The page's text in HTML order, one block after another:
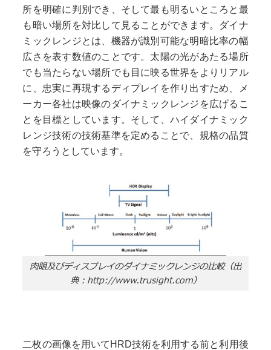
所を明確に判別でき、そして最も明るいところと最
も暗い場所を対比して見ることができます。ダイナ
ミックレンジとは、機器が識別可能な明暗比率の幅
広さを表す数値のことです。太陽の光があたる場所
でも当たらない場所でも目に映る世界をよりリアル
に、忠実に再現するディプレイを作り出すため、メ
ーカー各社は映像のダイナミックレンジを広げるこ
とを目標としています。そして、ハイダイナミック
レンジ技術の技術基準を定めることで、規格の品質
を守ろうとしています。
肉眼及びディスプレイのダイナミックレンジの比較（出
典： http://www.trusight.com）
二枚の画像を用いてHRD技術を利用する前と利用後